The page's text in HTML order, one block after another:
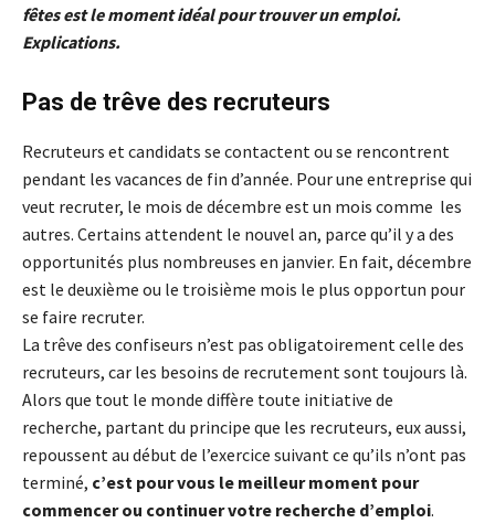
fêtes est le moment idéal pour trouver un emploi.
Explications.
Pas de trêve des recruteurs
Recruteurs et candidats se contactent ou se rencontrent
pendant les vacances de fin d’année. Pour une entreprise qui
veut recruter, le mois de décembre est un mois comme les
autres. Certains attendent le nouvel an, parce qu’il y a des
opportunités plus nombreuses en janvier. En fait, décembre
est le deuxième ou le troisième mois le plus opportun pour
se faire recruter.
La trêve des confiseurs n’est pas obligatoirement celle des
recruteurs, car les besoins de recrutement sont toujours là.
Alors que tout le monde diffère toute initiative de
recherche, partant du principe que les recruteurs, eux aussi,
repoussent au début de l’exercice suivant ce qu’ils n’ont pas
terminé, c’est pour vous le meilleur moment pour
commencer ou continuer votre recherche d’emploi.